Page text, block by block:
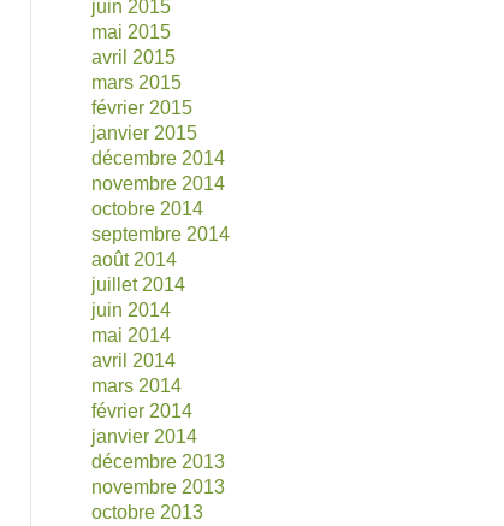
juin 2015
mai 2015
avril 2015
mars 2015
février 2015
janvier 2015
décembre 2014
novembre 2014
octobre 2014
septembre 2014
août 2014
juillet 2014
juin 2014
mai 2014
avril 2014
mars 2014
février 2014
janvier 2014
décembre 2013
novembre 2013
octobre 2013